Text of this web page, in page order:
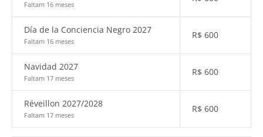
Faltam 16 meses
Día de la Conciencia Negro 2027
Faltam 16 meses
R$ 600
Navidad 2027
Faltam 17 meses
R$ 600
Réveillon 2027/2028
Faltam 17 meses
R$ 600